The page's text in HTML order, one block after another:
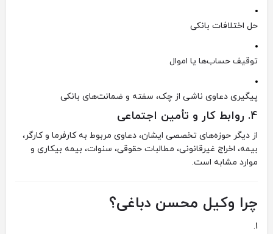
حل اختلافات بانکی
توقیف حساب‌ها یا اموال
پیگیری دعاوی ناشی از چک، سفته و ضمانت‌های بانکی
4. روابط کار و تأمین اجتماعی
از دیگر حوزه‌های تخصصی ایشان، دعاوی مربوط به کارفرما و کارگر،
بیمه، اخراج غیرقانونی، مطالبات حقوقی، سنوات، بیمه بیکاری و
موارد مشابه است.
چرا وکیل محسن دباغی؟